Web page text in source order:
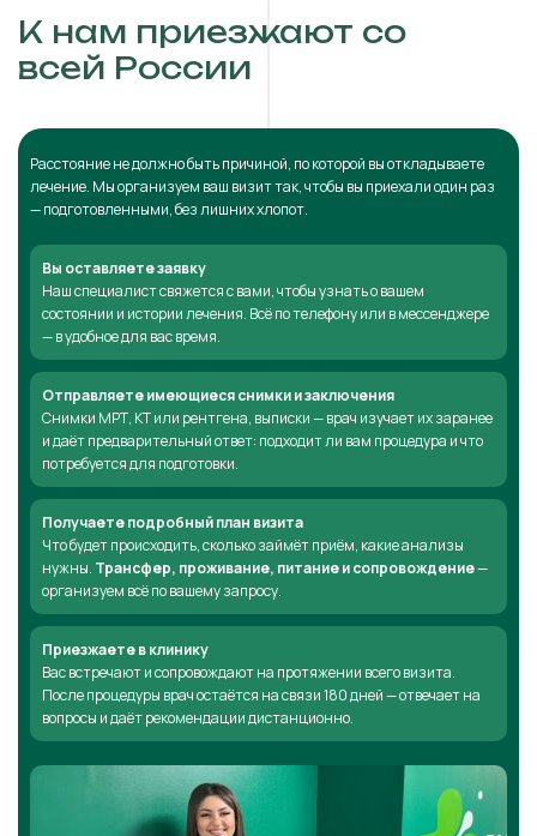
К нам приезжают со
всей России
Расстояние не должно быть причиной, по которой вы откладываете
лечение. Мы организуем ваш визит так, чтобы вы приехали один раз
— подготовленными, без лишних хлопот.
Вы оставляете заявку
Наш специалист свяжется с вами, чтобы узнать о вашем
состоянии и истории лечения. Всё по телефону или в мессенджере
— в удобное для вас время.
Отправляете имеющиеся снимки и заключения
Снимки МРТ, КТ или рентгена, выписки — врач изучает их заранее
и даёт предварительный ответ: подходит ли вам процедура и что
потребуется для подготовки.
Получаете подробный план визита
Что будет происходить, сколько займёт приём, какие анализы
нужны. Трансфер, проживание, питание и сопровождение—
организуем всё по вашему запросу.
Приезжаете в клинику
Вас встречают и сопровождают на протяжении всего визита.
После процедуры врач остаётся на связи 180 дней — отвечает на
вопросы и даёт рекомендации дистанционно.